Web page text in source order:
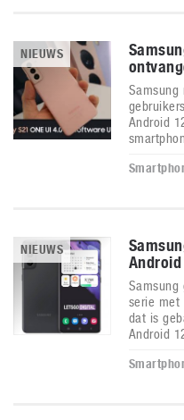
NIEUWS
Samsung
Android
NIEUWS
Samsung
serie met
dat is
Android